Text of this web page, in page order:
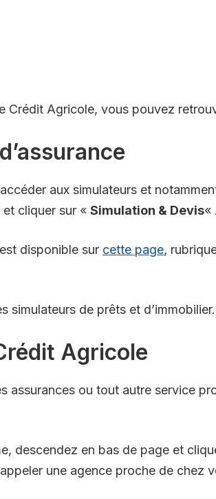
Crédit Agricole, vous pouvez
aux simulateurs et
cliquer sur « Simulation & Devis« .
disponible sur cette page,
simulateurs de prêts et d’immobilier.
Agricole
assurances ou tout autre service
descendez en bas de page et
une agence proche de chez